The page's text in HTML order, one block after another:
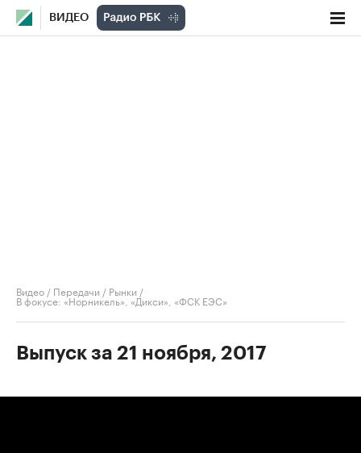
ВИДЕО
Видео / Передачи / Рынки /
В фокусе: «Норникель», «Дикси», «ФСК ЕЭС»
Выпуск за 21 ноября, 2017